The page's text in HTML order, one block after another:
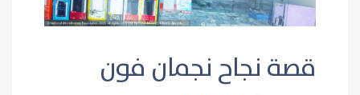
قصة نجاح نجمان فون